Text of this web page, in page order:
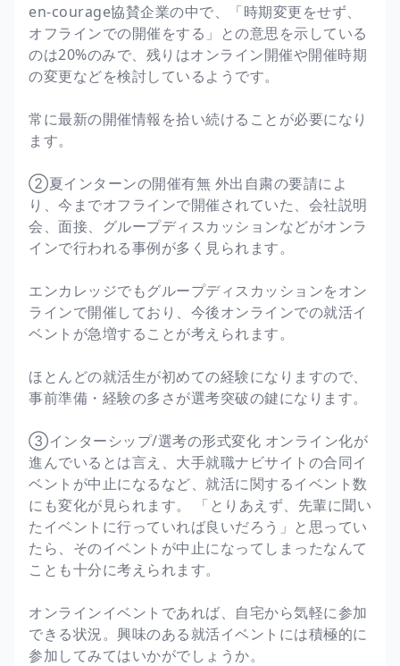
en-courage協賛企業の中で、「時期変更をせず、
オフラインでの開催をする」との意思を示している
のは20%のみで、残りはオンライン開催や開催時期
の変更などを検討しているようです。
常に最新の開催情報を拾い続けることが必要になり
ます。
②夏インターンの開催有無 外出自粛の要請によ
り、今までオフラインで開催されていた、会社説明
会、面接、グループディスカッションなどがオンラ
インで行われる事例が多く見られます。
エンカレッジでもグループディスカッションをオン
ラインで開催しており、今後オンラインでの就活イ
ベントが急増することが考えられます。
ほとんどの就活生が初めての経験になりますので、
事前準備・経験の多さが選考突破の鍵になります。
③インターシップ/選考の形式変化 オンライン化が
進んでいるとは言え、大手就職ナビサイトの合同イ
ベントが中止になるなど、就活に関するイベント数
にも変化が見られます。 「とりあえず、先輩に聞い
たイベントに行っていれば良いだろう」と思ってい
たら、そのイベントが中止になってしまったなんて
ことも十分に考えられます。
オンラインイベントであれば、自宅から気軽に参加
できる状況。興味のある就活イベントには積極的に
参加してみてはいかがでしょうか。